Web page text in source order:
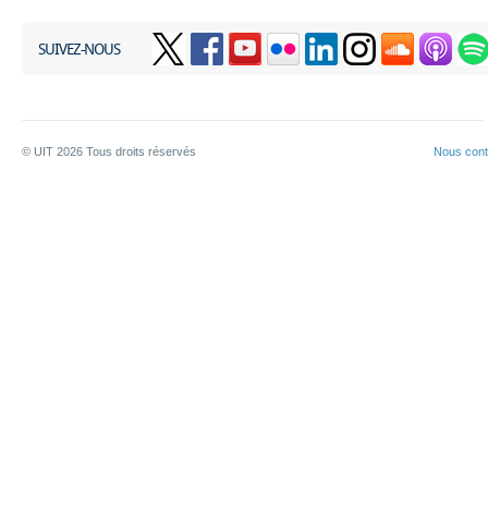
SUIVEZ-NOUS
© UIT 2026 Tous droits réservés Nous